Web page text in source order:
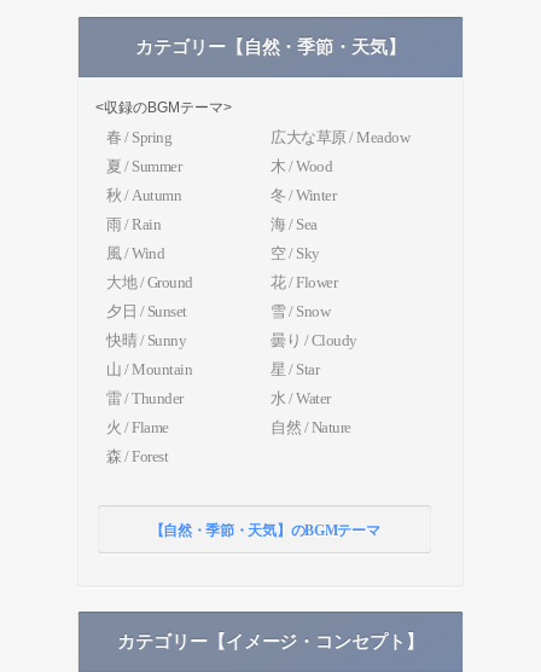
カテゴリー【自然・季節・天気】
<収録のBGMテーマ>
春 / Spring
広大な草原 / Meadow
夏 / Summer
木 / Wood
秋 / Autumn
冬 / Winter
雨 / Rain
海 / Sea
風 / Wind
空 / Sky
大地 / Ground
花 / Flower
夕日 / Sunset
雪 / Snow
快晴 / Sunny
曇り / Cloudy
山 / Mountain
星 / Star
雷 / Thunder
水 / Water
火 / Flame
自然 / Nature
森 / Forest
【自然・季節・天気】のBGMテーマ
カテゴリー【イメージ・コンセプト】